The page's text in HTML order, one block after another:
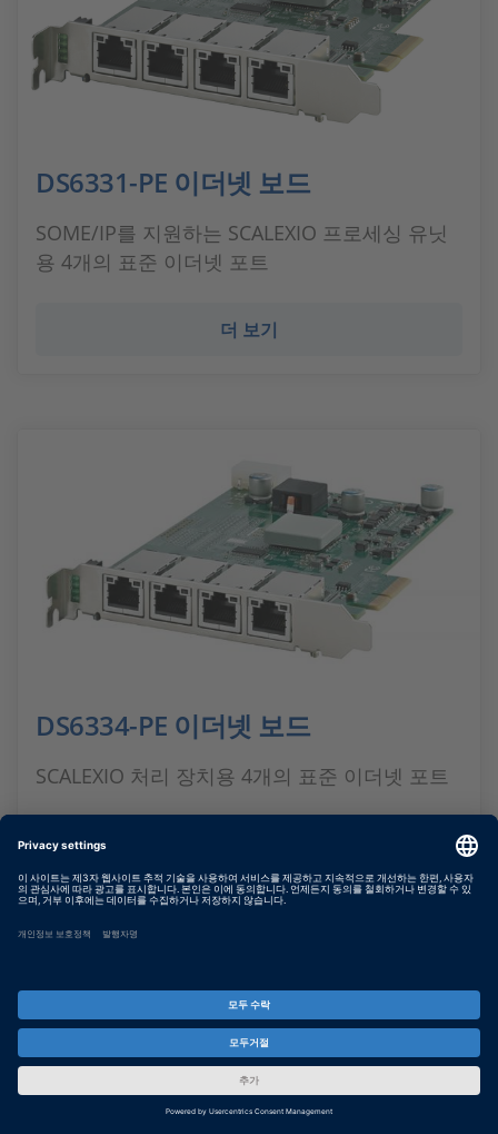
DS6331-PE 이더넷 보드
SOME/IP를 지원하는 SCALEXIO 프로세싱 유닛
용 4개의 표준 이더넷 포트
더 보기
DS6334-PE 이더넷 보드
SCALEXIO 처리 장치용 4개의 표준 이더넷 포트